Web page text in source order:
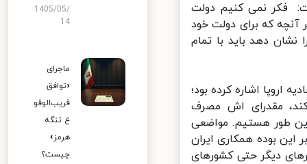
فکر نمی کنیم دولت
که برای دولت خود
دهد باید با تمام
اشاره کرده بود؛
مقدرای اش مصرف
طور هستیم. مواضعی
بوده همکاری ایران
دیگر حتی کشورهای
1405/05/
14
ماجرای
«توافق
قریب‌الوقو
ع تنگه
هرمز»
چیست؟